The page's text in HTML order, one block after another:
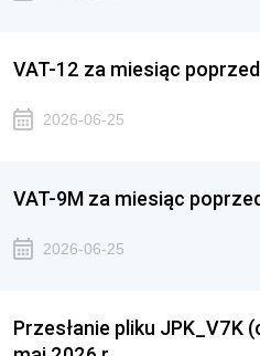
VAT-12 za miesiąc
2026-06-25
VAT-9M za miesiąc
2026-06-25
Przesłanie pliku JPK_V7K